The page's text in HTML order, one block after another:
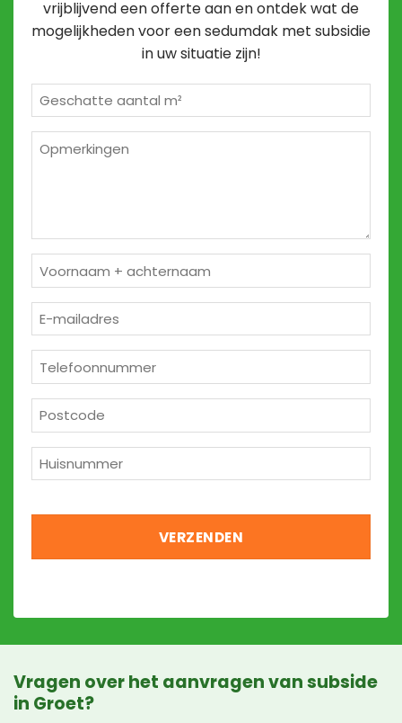
vrijblijvend een offerte aan en ontdek wat de
mogelijkheden voor een sedumdak met subsidie
in uw situatie zijn!
m²
Naam
*
mailadres
*
*
*
Vragen over het aanvragen van subside
in Groet?